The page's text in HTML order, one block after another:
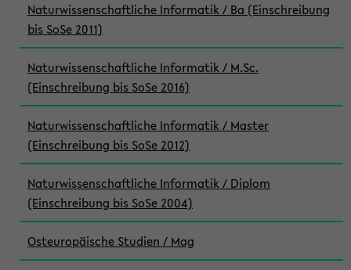
Naturwissenschaftliche Informatik / Ba (Einschreibung
bis SoSe 2011)
Naturwissenschaftliche Informatik / M.Sc.
(Einschreibung bis SoSe 2016)
Naturwissenschaftliche Informatik / Master
(Einschreibung bis SoSe 2012)
Naturwissenschaftliche Informatik / Diplom
(Einschreibung bis SoSe 2004)
Osteuropäische Studien / Mag